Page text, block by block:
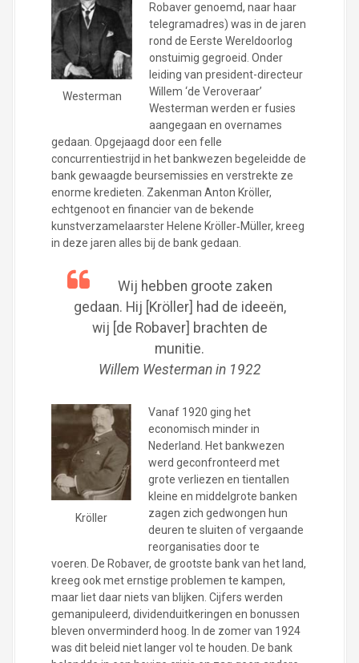
Westerman
Robaver genoemd, naar haar
telegramadres) was in de jaren
rond de Eerste Wereldoorlog
onstuimig gegroeid. Onder
leiding van president-directeur
Willem ‘de Veroveraar’
Westerman werden er fusies
aangegaan en overnames
gedaan. Opgejaagd door een felle
concurrentiestrijd in het bankwezen begeleidde de
bank gewaagde beursemissies en verstrekte ze
enorme kredieten. Zakenman Anton Kröller,
echtgenoot en financier van de bekende
kunstverzamelaarster Helene Kröller‐Müller, kreeg
in deze jaren alles bij de bank gedaan.
Wij hebben groote zaken
gedaan. Hij [Kröller] had de ideeën,
wij [de Robaver] brachten de
munitie.
Willem Westerman in 1922
Kröller
Vanaf 1920 ging het
economisch minder in
Nederland. Het bankwezen
werd geconfronteerd met
grote verliezen en tientallen
kleine en middelgrote banken
zagen zich gedwongen hun
deuren te sluiten of vergaande
reorganisaties door te
voeren. De Robaver, de grootste bank van het land,
kreeg ook met ernstige problemen te kampen,
maar liet daar niets van blijken. Cijfers werden
gemanipuleerd, dividenduitkeringen en bonussen
bleven onverminderd hoog. In de zomer van 1924
was dit beleid niet langer vol te houden. De bank